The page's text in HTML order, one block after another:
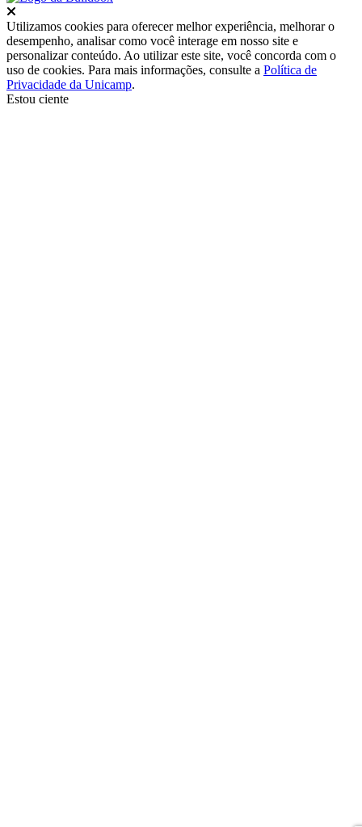
Utilizamos cookies para oferecer melhor experiência, melhorar o
desempenho, analisar como você interage em nosso site e
personalizar conteúdo. Ao utilizar este site, você concorda com o
uso de cookies. Para mais informações, consulte a Política de
Privacidade da Unicamp.
Estou ciente